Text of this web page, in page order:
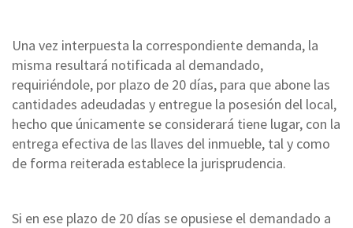
Una vez interpuesta la correspondiente demanda, la
misma resultará notificada al demandado,
requiriéndole, por plazo de 20 días, para que abone las
cantidades adeudadas y entregue la posesión del local,
hecho que únicamente se considerará tiene lugar, con la
entrega efectiva de las llaves del inmueble, tal y como
de forma reiterada establece la jurisprudencia.
Si en ese plazo de 20 días se opusiese el demandado a